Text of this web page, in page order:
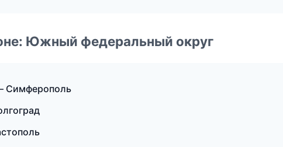
Южный федеральный округ
Симферополь